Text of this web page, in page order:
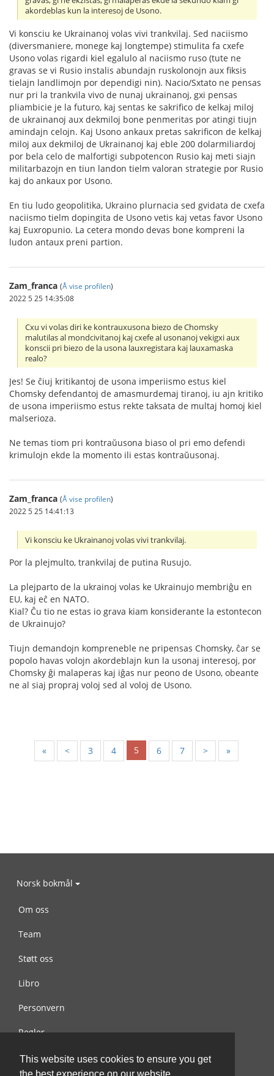
This website uses cookies to ensure you get
akordeblas kun la interesoj de Usono.
Vi konsciu ke Ukrainanoj volas vivi trankvilaj. Sed naciismo
(diversmaniere, monege kaj longtempe) stimulita fa cxefe
Usono volas rigardi kiel egalulo al naciismo ruso (tute ne
gravas se vi Rusio instalis abundajn ruskolonojn aux fiksis
tielajn landlimojn por dependigi nin). Nacio/Sxtato ne pensas
nur pri la trankvila vivo de nunaj ukrainanoj, gxi pensas
pliambicie je la futuro, kaj sentas ke sakrifico de kelkaj miloj
de ukrainanoj aux dekmiloj bone penmeritas por atingi tiujn
amindajn celojn. Kaj Usono ankaux pretas sakrificon de kelkaj
miloj aux dekmiloj de Ukrainanoj kaj eble 200 dolarmiliardoj
por bela celo de malfortigi subpotencon Rusio kaj meti siajn
militarbazojn en tiun landon tielm valoran strategie por Rusio
kaj do ankaux por Usono.
En tiu ludo geopolitika, Ukraino plurnacia sed gvidata de cxefa
naciismo tielm dopingita de Usono vetis kaj vetas favor Usono
kaj Euxropunio. La cetera mondo devas bone kompreni la
ludon antaux preni partion.
Zam_franca (Å vise profilen)
2022 5 25 14:35:08
Cxu vi volas diri ke kontrauxusona biezo de Chomsky
malutilas al mondcivitanoj kaj cxefe al usonanoj vekigxi aux
konscii pri biezo de la usona lauxregistara kaj lauxamaska
realo?
Jes! Se ĉiuj kritikantoj de usona imperiismo estus kiel
Chomsky defendantoj de amasmurdemaj tiranoj, iu ajn kritiko
de usona imperiismo estus rekte taksata de multaj homoj kiel
malserioza.
Ne temas tiom pri kontraŭusona biaso ol pri emo defendi
krimulojn ekde la momento ili estas kontraŭusonaj.
Zam_franca (Å vise profilen)
2022 5 25 14:41:13
Vi konsciu ke Ukrainanoj volas vivi trankvilaj.
Por la plejmulto, trankvilaj de putina Rusujo.
La plejparto de la ukrainoj volas ke Ukrainujo membriĝu en
EU, kaj eĉ en NATO.
Kial? Ĉu tio ne estas io grava kiam konsiderante la estontecon
de Ukrainujo?
Tiujn demandojn kompreneble ne pripensas Chomsky, ĉar se
popolo havas volojn akordeblajn kun la usonaj interesoj, por
Chomsky ĝi malaperas kaj iĝas nur peono de Usono, obeante
ne al siaj propraj voloj sed al voloj de Usono.
« < 3 4 5 6 7 > »
Norsk bokmål
Om oss
Team
Støtt oss
Libro
Personvern
Regler
Kontakt oss